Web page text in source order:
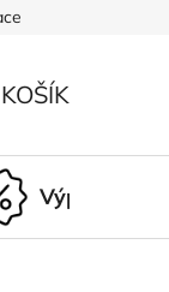
Výprodej